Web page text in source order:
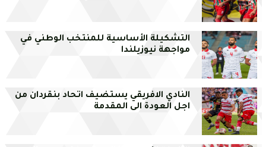
التشكيلة الأساسية للمنتخب الوطني في
مواجهة نيوزيلندا
النادي الافريقي يستضيف اتحاد بنقردان من
اجل العودة الى المقدمة